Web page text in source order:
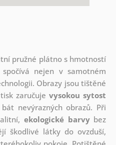
pružné plátno s hmotností
nejen v samotném
Obrazy jsou tištěné
zaručuje vysokou sytost
nevýrazných obrazů. Při
ekologické barvybez
škodlivé látky do ovzduší,